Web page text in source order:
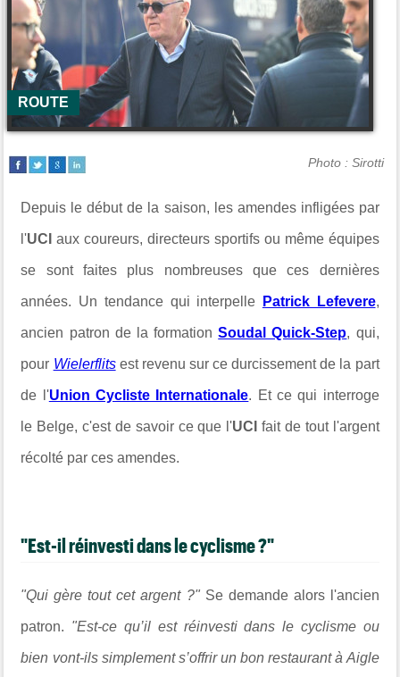
ROUTE
Photo : Sirotti
Depuis le début de la saison, les amendes infligées par
l'UCIaux coureurs, directeurs sportifs ou même équipes
se sont faites plus nombreuses que ces dernières
années. Un tendance qui interpelle Patrick Lefevere,
ancien patron de la formationSoudal Quick-Step, qui,
pour Wielerflitsest revenu sur ce durcissement de la part
de l'Union Cycliste Internationale. Et ce qui interroge
le Belge, c'est de savoir ce que l'UCIfait de tout l'argent
récolté par ces amendes.
"Est-il réinvesti dans le cyclisme ?"
"Qui gère tout cet argent ?"Se demande alors l'ancien
patron. "Est-ce qu’il est réinvesti dans le cyclisme ou
bien vont-ils simplement s’offrir un bon restaurant à Aigle